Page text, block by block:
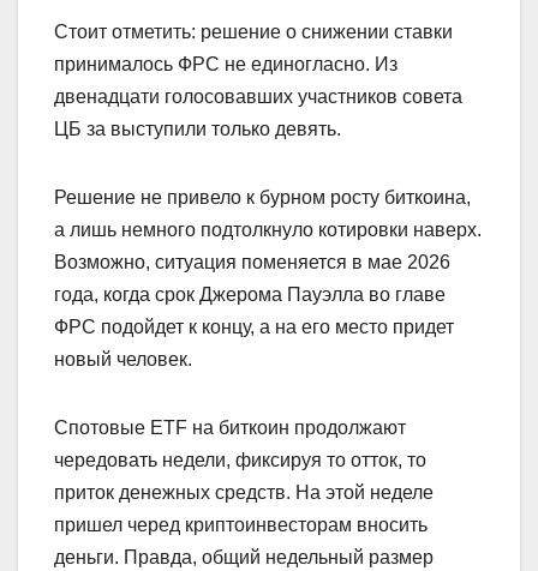
Стоит отметить: решение о снижении ставки
принималось ФРС не единогласно. Из
двенадцати голосовавших участников совета
ЦБ за выступили только девять.
Решение не привело к бурном росту биткоина,
а лишь немного подтолкнуло котировки наверх.
Возможно, ситуация поменяется в мае 2026
года, когда срок Джерома Пауэлла во главе
ФРС подойдет к концу, а на его место придет
новый человек.
Спотовые ETF на биткоин продолжают
чередовать недели, фиксируя то отток, то
приток денежных средств. На этой неделе
пришел черед криптоинвесторам вносить
деньги. Правда, общий недельный размер